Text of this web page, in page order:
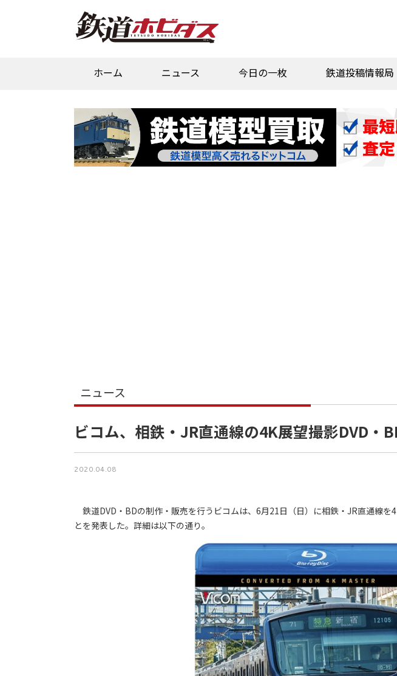
ホーム ニュース 今日の一枚 鉄道投稿情報局
ニュース
ビコム、相鉄・JR直通線の4K展望撮影DVD・
2020.04.08
鉄道DVD・BDの制作・販売を行うビコムは、6月21日（日）に相鉄・JR直通線を
とを発表した。詳細は以下の通り。